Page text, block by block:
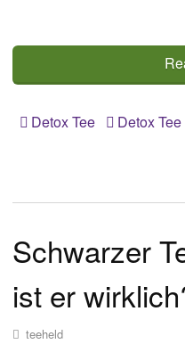
Detox Tee Detox
Schwarzer
ist er
teeheld